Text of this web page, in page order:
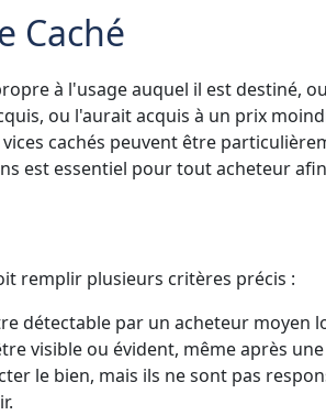
Caché
à l'usage auquel il est destiné,
ou l'aurait acquis à un prix
cachés peuvent être
est essentiel pour tout acheteur
remplir plusieurs critères précis :
détectable par un acheteur moyen
visible ou évident, même après une
le bien, mais ils ne sont pas